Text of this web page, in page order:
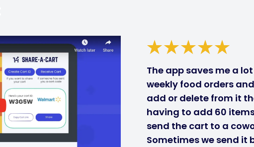
The app saves me a
weekly food orders
add or delete from it
having to add 60
send the cart to a
Sometimes we send